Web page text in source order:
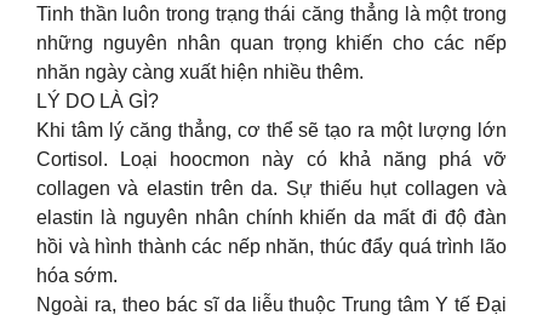
Tinh thần luôn trong trạng thái căng thẳng là một trong
những nguyên nhân quan trọng khiến cho các nếp
nhăn ngày càng xuất hiện nhiều thêm.
LÝ DO LÀ GÌ?
Khi tâm lý căng thẳng, cơ thể sẽ tạo ra một lượng lớn
Cortisol. Loại hoocmon này có khả năng phá vỡ
collagen và elastin trên da. Sự thiếu hụt collagen và
elastin là nguyên nhân chính khiến da mất đi độ đàn
hồi và hình thành các nếp nhăn, thúc đẩy quá trình lão
hóa sớm.
Ngoài ra, theo bác sĩ da liễu thuộc Trung tâm Y tế Đại